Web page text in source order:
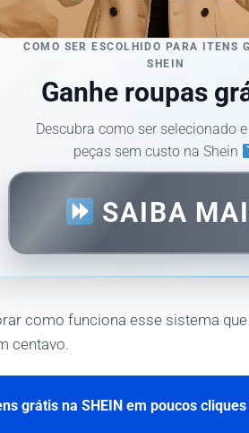
COMO SER ESCOLHIDO PARA ITENS
SHEIN
Ganhe roupas
Descubra como ser selecionado
peças sem custo na Shein
SAIBA
como funciona esse sistema
centavo.
grátis na SHEIN em poucos cliques